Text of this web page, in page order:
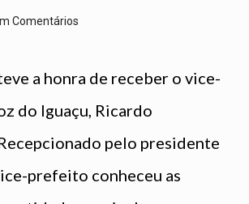
Comentários
a honra de receber o vice-
do Iguaçu, Ricardo
pelo presidente
prefeito conheceu as